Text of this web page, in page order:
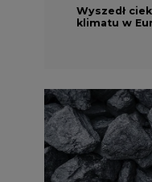
kopalin w